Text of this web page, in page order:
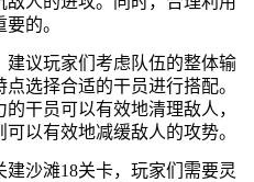
的。
建议玩家们考虑队伍的整体输
选择合适的干员进行搭配。
干员可以有效地清理敌人，
以有效地减缓敌人的攻势。
沙滩18关卡，玩家们需要灵